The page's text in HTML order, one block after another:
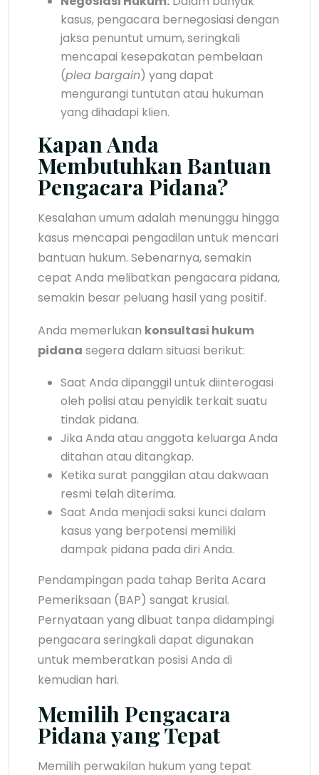
kasus, pengacara bernegosiasi dengan
jaksa penuntut umum, seringkali
mencapai kesepakatan pembelaan
(plea bargain) yang dapat
mengurangi tuntutan atau hukuman
yang dihadapi klien.
Kapan Anda
Membutuhkan Bantuan
Pengacara Pidana?
Kesalahan umum adalah menunggu hingga
kasus mencapai pengadilan untuk mencari
bantuan hukum. Sebenarnya, semakin
cepat Anda melibatkan pengacara pidana,
semakin besar peluang hasil yang positif.
Anda memerlukan konsultasi hukum
pidana segera dalam situasi berikut:
Saat Anda dipanggil untuk diinterogasi
oleh polisi atau penyidik terkait suatu
tindak pidana.
Jika Anda atau anggota keluarga Anda
ditahan atau ditangkap.
Ketika surat panggilan atau dakwaan
resmi telah diterima.
Saat Anda menjadi saksi kunci dalam
kasus yang berpotensi memiliki
dampak pidana pada diri Anda.
Pendampingan pada tahap Berita Acara
Pemeriksaan (BAP) sangat krusial.
Pernyataan yang dibuat tanpa didampingi
pengacara seringkali dapat digunakan
untuk memberatkan posisi Anda di
kemudian hari.
Memilih Pengacara
Pidana yang Tepat
Memilih perwakilan hukum yang tepat